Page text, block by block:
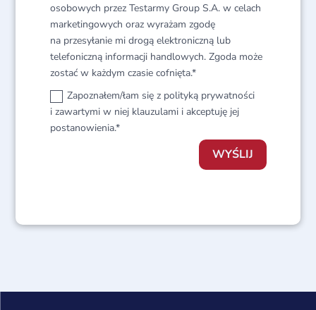
osobowych przez Testarmy Group S.A. w celach
marketingowych oraz wyrażam zgodę
na przesyłanie mi drogą elektroniczną lub
telefoniczną informacji handlowych. Zgoda może
zostać w każdym czasie cofnięta.*
Zapoznałem/łam się z polityką prywatności
i zawartymi w niej klauzulami i akceptuję jej
postanowienia.*
WYŚLIJ